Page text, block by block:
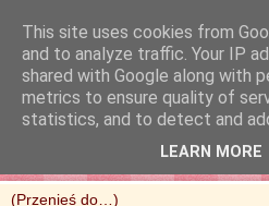
R'n'G Kitchen
This site uses cookies from
and to analyze traffic. Your IP
shared with Google along with
metrics to ensure quality of
statistics, and to detect and
LEARN MORE